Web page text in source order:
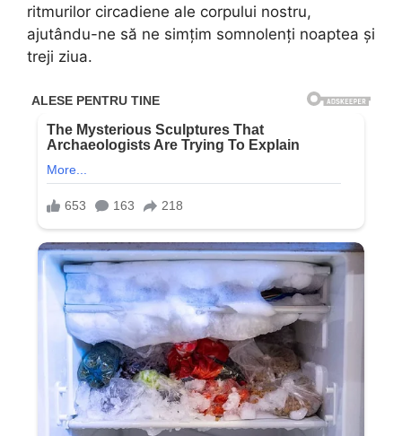
ritmurilor circadiene ale corpului nostru,
ajutându-ne să ne simțim somnolenți noaptea și
treji ziua.